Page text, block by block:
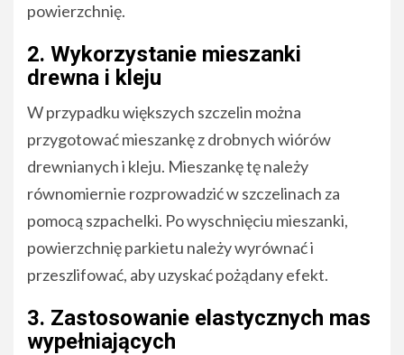
powierzchnię.
2. Wykorzystanie mieszanki
drewna i kleju
W przypadku większych szczelin można
przygotować mieszankę z drobnych wiórów
drewnianych i kleju. Mieszankę tę należy
równomiernie rozprowadzić w szczelinach za
pomocą szpachelki. Po wyschnięciu mieszanki,
powierzchnię parkietu należy wyrównać i
przeszlifować, aby uzyskać pożądany efekt.
3. Zastosowanie elastycznych mas
wypełniających